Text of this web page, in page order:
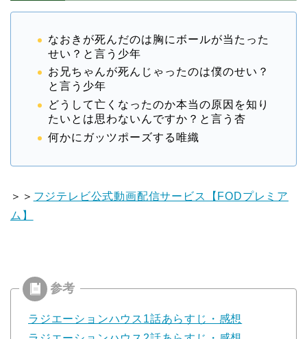
なおきが死んだのは胸にボールが当たった
せい？と言う少年
お兄ちゃんが死んじゃったのは僕のせい？
と言う少年
どうして亡くなったのか本当の原因を知り
たいとは思わないんですか？と言う杏
何かにガッツポーズする唯織
＞＞ フジテレビ公式動画配信サービス【FODプレミア
ム】
ラジエーションハウス1話あらすじ・感想